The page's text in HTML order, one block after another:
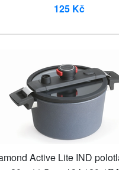
125 Kč
Active Lite IND